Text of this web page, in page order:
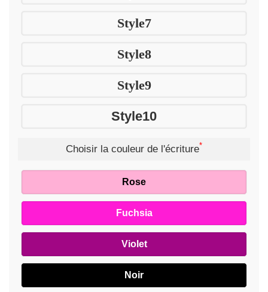
Style7
Style8
Style9
Style10
Choisir la couleur de l'écriture*
Rose
Fuchsia
Violet
Noir